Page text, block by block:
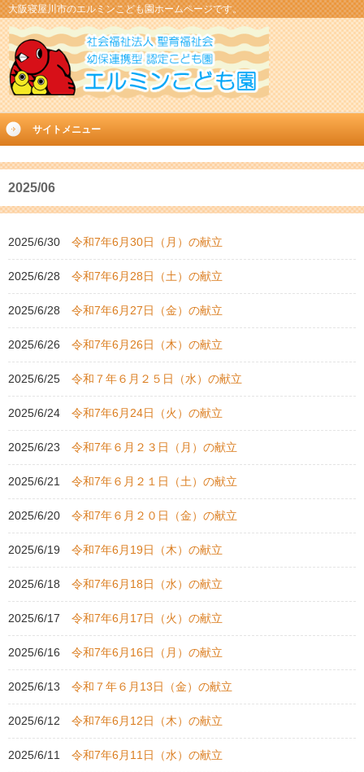
大阪寝屋川市のエルミンこども園ホームページです。
サイトメニュー
2025/06
2025/6/30 令和7年6月30日（月）の献立
2025/6/28 令和7年6月28日（土）の献立
2025/6/28 令和7年6月27日（金）の献立
2025/6/26 令和7年6月26日（木）の献立
2025/6/25 令和７年６月２５日（水）の献立
2025/6/24 令和7年6月24日（火）の献立
2025/6/23 令和7年６月２３日（月）の献立
2025/6/21 令和7年６月２１日（土）の献立
2025/6/20 令和7年６月２０日（金）の献立
2025/6/19 令和7年6月19日（木）の献立
2025/6/18 令和7年6月18日（水）の献立
2025/6/17 令和7年6月17日（火）の献立
2025/6/16 令和7年6月16日（月）の献立
2025/6/13 令和７年６月13日（金）の献立
2025/6/12 令和7年6月12日（木）の献立
2025/6/11 令和7年6月11日（水）の献立